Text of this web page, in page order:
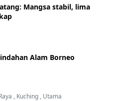
Mangsa stabil, lima
Alam Borneo
, Kuching , Utama